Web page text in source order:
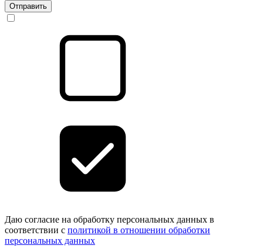
Отправить
Даю согласие на обработку персональных данных в
соответствии с политикой в отношении обработки
персональных данных